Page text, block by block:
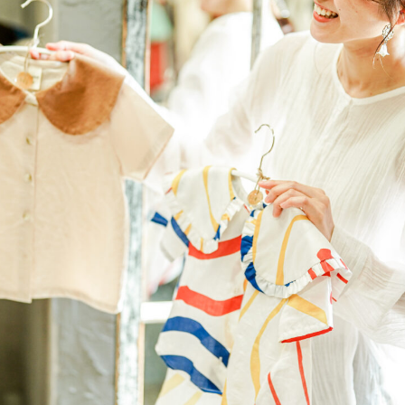
ギャラリー Q&A ブログ
い合わせ webかんた